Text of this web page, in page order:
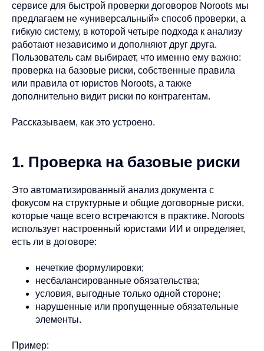
сервисе для быстрой проверки договоров Noroots мы
предлагаем не «универсальный» способ проверки, а
гибкую систему, в которой четыре подхода к анализу
работают независимо и дополняют друг друга.
Пользователь сам выбирает, что именно ему важно:
проверка на базовые риски, собственные правила
или правила от юристов Noroots, а также
дополнительно видит риски по контрагентам.
Рассказываем, как это устроено.
1. Проверка на базовые риски
Это автоматизированный анализ документа с
фокусом на структурные и общие договорные риски,
которые чаще всего встречаются в практике. Noroots
использует настроенный юристами ИИ и определяет,
есть ли в договоре:
нечеткие формулировки;
несбалансированные обязательства;
условия, выгодные только одной стороне;
нарушенные или пропущенные обязательные
элементы.
Пример: